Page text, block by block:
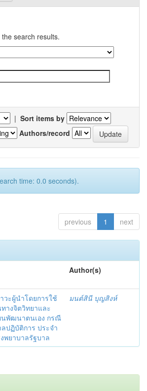
search results.
| Sort items by
Authors/record
time: 0.0 seconds).
previous 1 next
Author(s)
ะผู้นำโดยการใช้
างจิตวิทยาและ
นพัฒนาตนเอง กรณี
ปฏิบัติการ ประจำ
พยาบาลรัฐบาล
มนต์สินี บุญสิงห์